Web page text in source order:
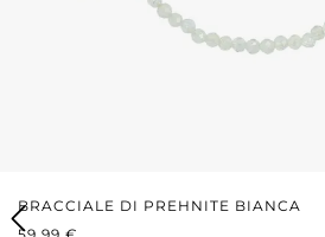
BRACCIALE DI PREHNITE BIANCA
PREZZO NORMALE: